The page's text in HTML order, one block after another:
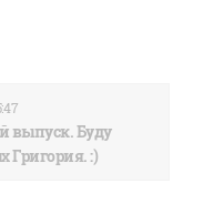
выпуск. Буду
Григория. :)